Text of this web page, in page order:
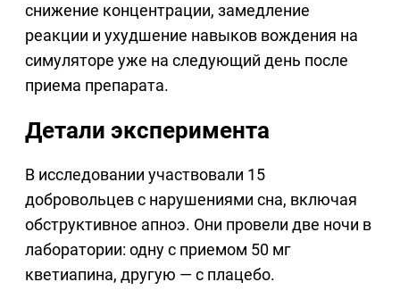
снижение концентрации, замедление
реакции и ухудшение навыков вождения на
симуляторе уже на следующий день после
приема препарата.
Детали эксперимента
В исследовании участвовали 15
добровольцев с нарушениями сна, включая
обструктивное апноэ. Они провели две ночи в
лаборатории: одну с приемом 50 мг
кветиапина, другую — с плацебо.